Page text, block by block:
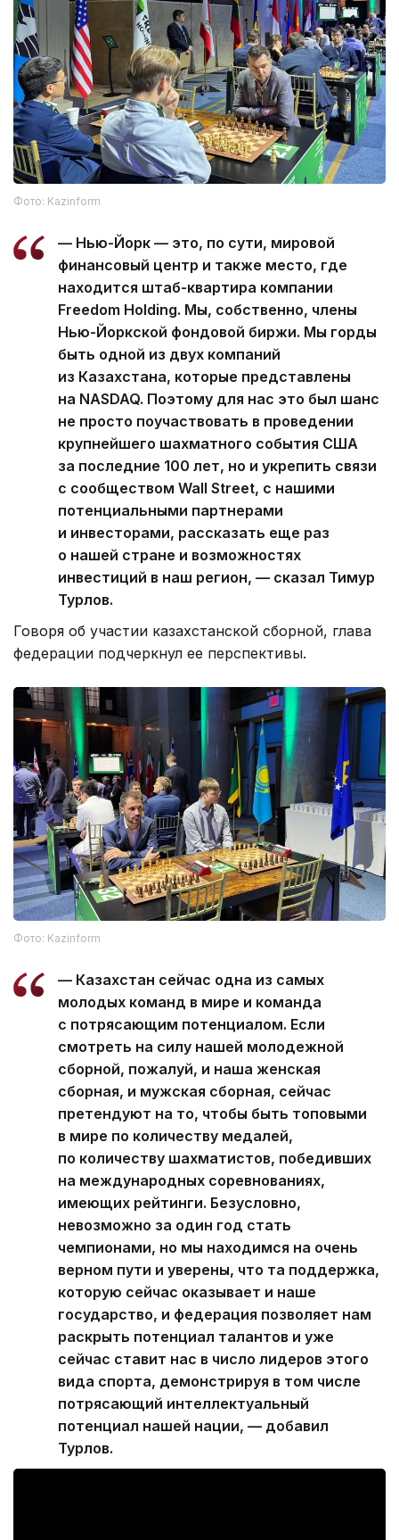
Фото: Kazinform
— Нью-Йорк — это, по сути, мировой
финансовый центр и также место, где
находится штаб-квартира компании
Freedom Holding. Мы, собственно, члены
Нью-Йоркской фондовой биржи. Мы горды
быть одной из двух компаний
из Казахстана, которые представлены
на NASDAQ. Поэтому для нас это был шанс
не просто поучаствовать в проведении
крупнейшего шахматного события США
за последние 100 лет, но и укрепить связи
с сообществом Wall Street, с нашими
потенциальными партнерами
и инвесторами, рассказать еще раз
о нашей стране и возможностях
инвестиций в наш регион, — сказал Тимур
Турлов.
Говоря об участии казахстанской сборной, глава
федерации подчеркнул ее перспективы.
Фото: Kazinform
— Казахстан сейчас одна из самых
молодых команд в мире и команда
с потрясающим потенциалом. Если
смотреть на силу нашей молодежной
сборной, пожалуй, и наша женская
сборная, и мужская сборная, сейчас
претендуют на то, чтобы быть топовыми
в мире по количеству медалей,
по количеству шахматистов, победивших
на международных соревнованиях,
имеющих рейтинги. Безусловно,
невозможно за один год стать
чемпионами, но мы находимся на очень
верном пути и уверены, что та поддержка,
которую сейчас оказывает и наше
государство, и федерация позволяет нам
раскрыть потенциал талантов и уже
сейчас ставит нас в число лидеров этого
вида спорта, демонстрируя в том числе
потрясающий интеллектуальный
потенциал нашей нации, — добавил
Турлов.